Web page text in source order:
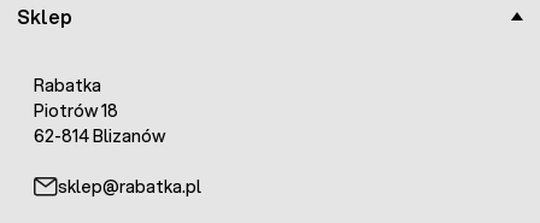
Sklep
Rabatka
Piotrów 18
62-814 Blizanów
sklep@rabatka.pl